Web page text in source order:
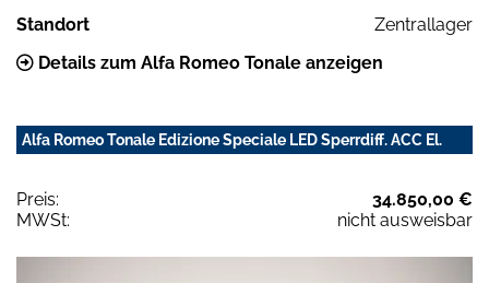
Standort
Zentrallager
Details zum Alfa Romeo Tonale anzeigen
Alfa Romeo Tonale Edizione Speciale LED Sperrdiff. ACC El.
Preis:
34.850,00 €
MWSt:
nicht ausweisbar